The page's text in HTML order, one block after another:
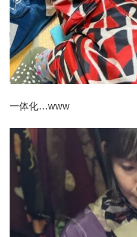
一体化…www